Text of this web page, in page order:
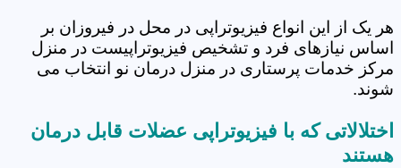
هر یک از این انواع فیزیوتراپی در محل در فیروزان بر
اساس نیازهای فرد و تشخیص فیزیوتراپیست در منزل
مرکز خدمات پرستاری در منزل درمان نو انتخاب می
شوند.
اختلالاتی که با فیزیوتراپی عضلات قابل درمان
هستند